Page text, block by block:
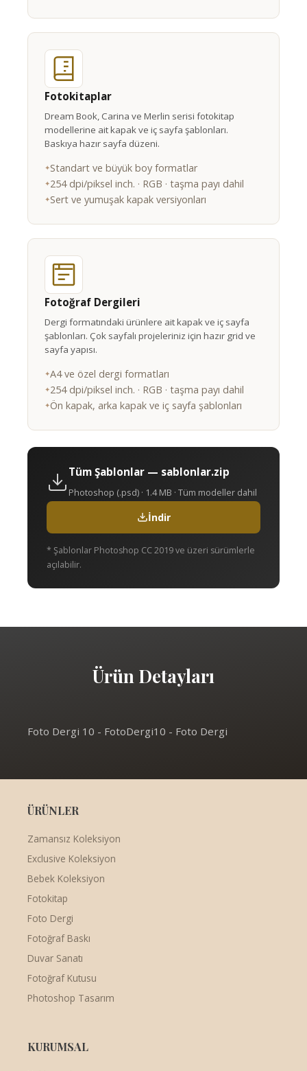
Fotokitaplar
Dream Book, Carina ve Merlin serisi fotokitap
modellerine ait kapak ve iç sayfa şablonları.
Baskıya hazır sayfa düzeni.
Standart ve büyük boy formatlar
254 dpi/piksel inch. · RGB · taşma payı dahil
Sert ve yumuşak kapak versiyonları
Fotoğraf Dergileri
Dergi formatındaki ürünlere ait kapak ve iç sayfa
şablonları. Çok sayfalı projeleriniz için hazır grid ve
sayfa yapısı.
A4 ve özel dergi formatları
254 dpi/piksel inch. · RGB · taşma payı dahil
Ön kapak, arka kapak ve iç sayfa şablonları
Tüm Şablonlar — sablonlar.zip
Photoshop (.psd) · 1.4 MB · Tüm modeller dahil
İndir
* Şablonlar Photoshop CC 2019 ve üzeri sürümlerle
açılabilir.
Ürün Detayları
Foto Dergi 10 - FotoDergi10 - Foto Dergi
ÜRÜNLER
Zamansız Koleksiyon
Exclusive Koleksiyon
Bebek Koleksiyon
Fotokitap
Foto Dergi
Fotoğraf Baskı
Duvar Sanatı
Fotoğraf Kutusu
Photoshop Tasarım
KURUMSAL